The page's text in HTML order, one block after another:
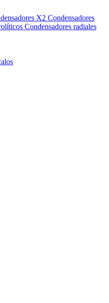
X2 Condensadores
Condensadores radiales